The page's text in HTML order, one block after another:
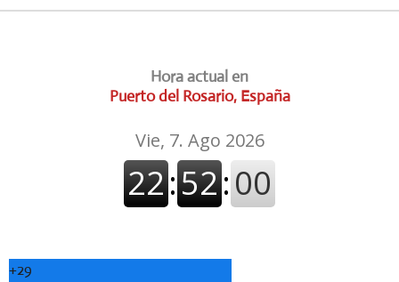
Hora actual en
Puerto del Rosario, España
+29